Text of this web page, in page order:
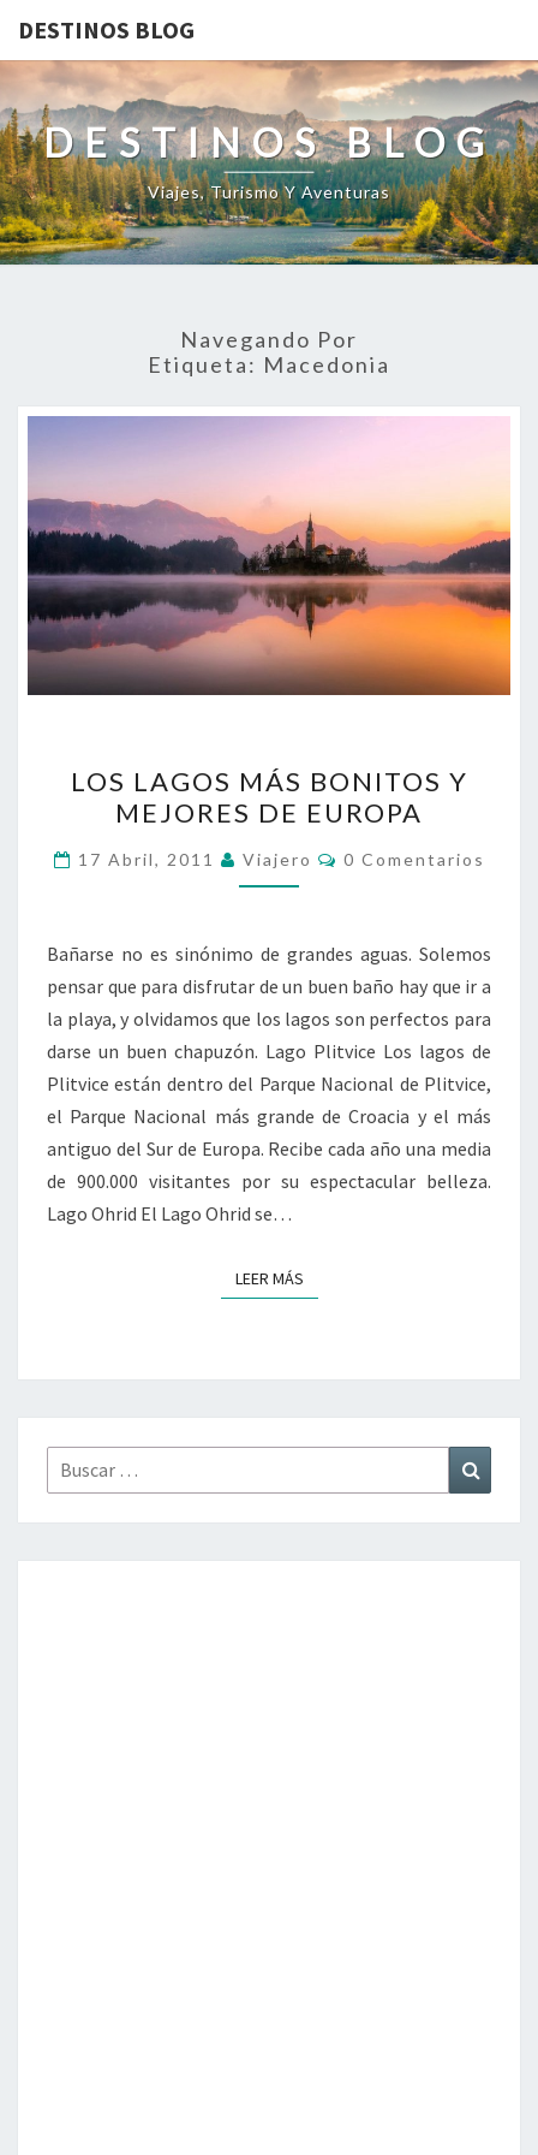
DESTINOS BLOG
DESTINOS BLOG
Viajes, Turismo Y Aventuras
Navegando Por
Etiqueta: Macedonia
LAGOS
MÁS
BONITOS
Y
DE
EUROPA
LOS LAGOS MÁS BONITOS Y
MEJORES DE EUROPA
17 Abril, 2011 Viajero Comentarios
0 Comentarios
Bañarse no es sinónimo de grandes aguas. Solemos
pensar que para disfrutar de un buen baño hay que ir a
la playa, y olvidamos que los lagos son perfectos para
darse un buen chapuzón. Lago Plitvice Los lagos de
Plitvice están dentro del Parque Nacional de Plitvice,
el Parque Nacional más grande de Croacia y el más
antiguo del Sur de Europa. Recibe cada año una media
de 900.000 visitantes por su espectacular belleza.
Lago Ohrid El Lago Ohrid se…
LEER MÁSLEER MÁS
Buscar
por: